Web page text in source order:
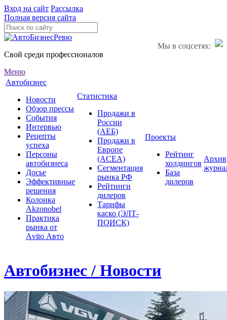
Вход на сайт Рассылка
Полная версия сайта
Мы в соцсетях:
Свой среди профессионалов
Меню
Автобизнес
Новости
Обзор прессы
События
Интервью
Рецепты
успеха
Персоны
автобизнеса
Досье
Эффективные
решения
Колонка
Akzonobel
Практика
рынка от
Аvito Авто
Статистика
Продажи в
России
(АЕБ)
Продажи в
Европе
(ACEA)
Сегментация
рынка РФ
Рейтинги
дилеров
Тарифы
каско (ЭЛТ-
ПОИСК)
Проекты
Рейтинг
холдингов
База
дилеров
Архив
Автобизнес / Новости